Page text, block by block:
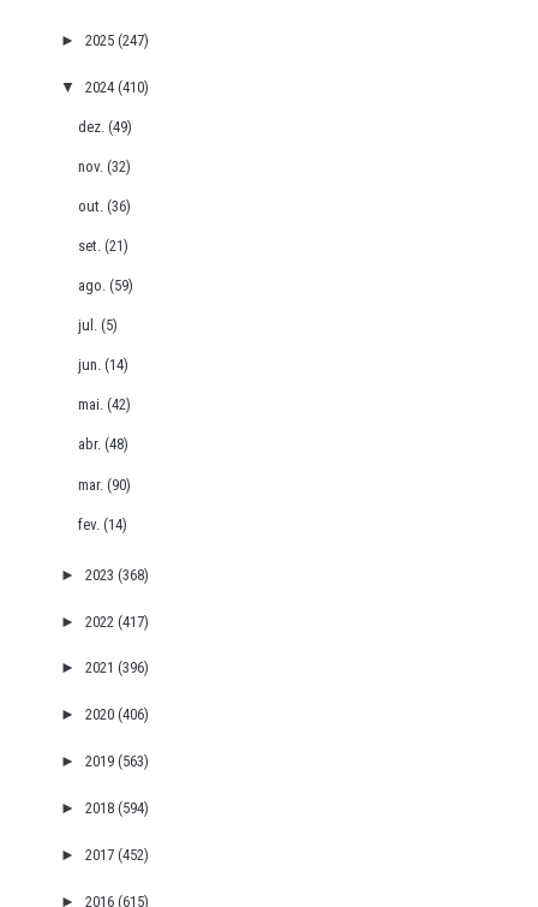
► 2025 (247)
▼ 2024 (410)
dez.(49)
nov.(32)
out.(36)
set.(21)
ago.(59)
jul.(5)
jun.(14)
mai.(42)
abr.(48)
mar.(90)
fev.(14)
► 2023 (368)
► 2022 (417)
► 2021 (396)
► 2020 (406)
► 2019 (563)
► 2018 (594)
► 2017 (452)
► 2016 (615)